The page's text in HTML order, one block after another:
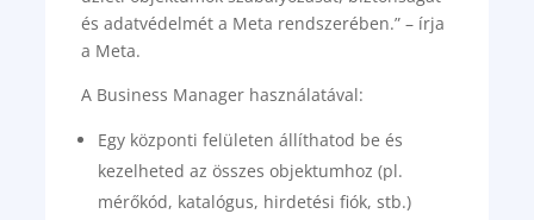
és adatvédelmét a Meta rendszerében.” – írja
a Meta.
A Business Manager használatával:
Egy központi felületen állíthatod be és
kezelheted az összes objektumhoz (pl.
mérőkód, katalógus, hirdetési fiók, stb.)